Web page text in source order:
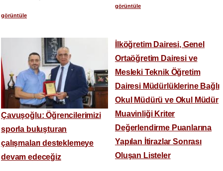
görüntüle
görüntüle
Çavuşoğlu: Öğrencilerimizi
sporla buluşturan
çalışmaları desteklemeye
devam edeceğiz
İlköğretim Dairesi, Genel
Ortaöğretim Dairesi ve
Mesleki Teknik Öğretim
Dairesi Müdürlüklerine Bağlı
Okul Müdürü ve Okul Müdür
Muavinliği Kriter
Değerlendirme Puanlarına
Yapılan İtirazlar Sonrası
Oluşan Listeler